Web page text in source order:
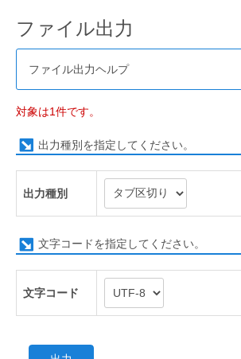
ファイル出力
ファイル出力ヘルプ
対象は1件です。
出力種別を指定してください。
出力種別
文字コードを指定してください。
文字コード